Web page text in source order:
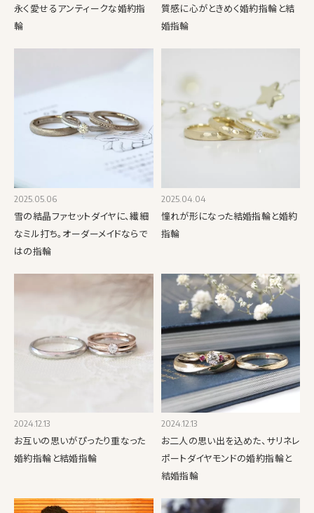
永く愛せるアンティークな婚約指
輪
質感に心がときめく婚約指輪と結
婚指輪
2025.05.06
雪の結晶ファセットダイヤに、繊細
なミル打ち。オーダーメイドならで
はの指輪
2025.04.04
憧れが形になった結婚指輪と婚約
指輪
2024.12.13
お互いの思いがぴったり重なった
婚約指輪と結婚指輪
2024.12.13
お二人の思い出を込めた、サリネレ
ポートダイヤモンドの婚約指輪と
結婚指輪